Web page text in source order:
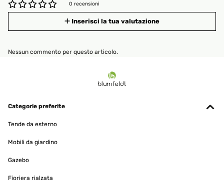
0 recensioni
Inserisci la tua valutazione
Nessun commento per questo articolo.
Categorie preferite
Tende da esterno
Mobili da giardino
Gazebo
Fioriera rialzata